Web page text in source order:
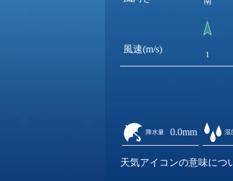
風速(m/s)
1
降水量 0.0mm 湿
天気アイコンの意味につ